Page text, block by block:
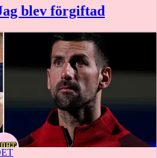
blev förgiftad